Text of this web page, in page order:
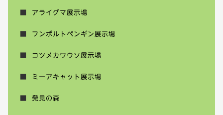
アライグマ展示場
フンボルトペンギン展示場
コツメカワウソ展示場
ミーアキャット展示場
発見の森